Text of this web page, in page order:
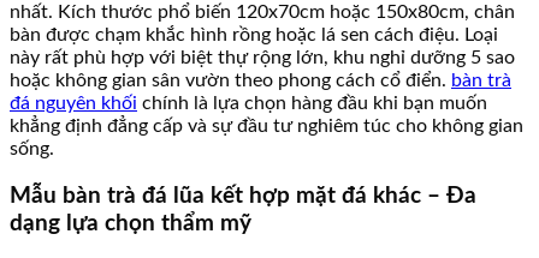
nhất. Kích thước phổ biến 120x70cm hoặc 150x80cm, chân
bàn được chạm khắc hình rồng hoặc lá sen cách điệu. Loại
này rất phù hợp với biệt thự rộng lớn, khu nghỉ dưỡng 5 sao
hoặc không gian sân vườn theo phong cách cổ điển. bàn trà
đá nguyên khối chính là lựa chọn hàng đầu khi bạn muốn
khẳng định đẳng cấp và sự đầu tư nghiêm túc cho không gian
sống.
Mẫu bàn trà đá lũa kết hợp mặt đá khác – Đa
dạng lựa chọn thẩm mỹ